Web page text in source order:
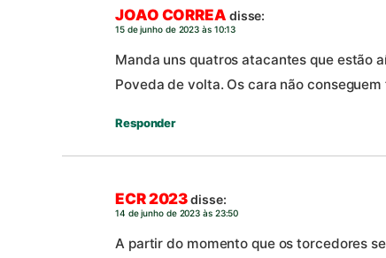
JOAO CORREA disse:
15 de junho de 2023 às 10:13
Manda uns quatros atacantes que estão
Poveda de volta. Os cara não conseguem
Responder
ECR 2023disse:
14 de junho de 2023 às 23:50
A partir do momento que os torcedores